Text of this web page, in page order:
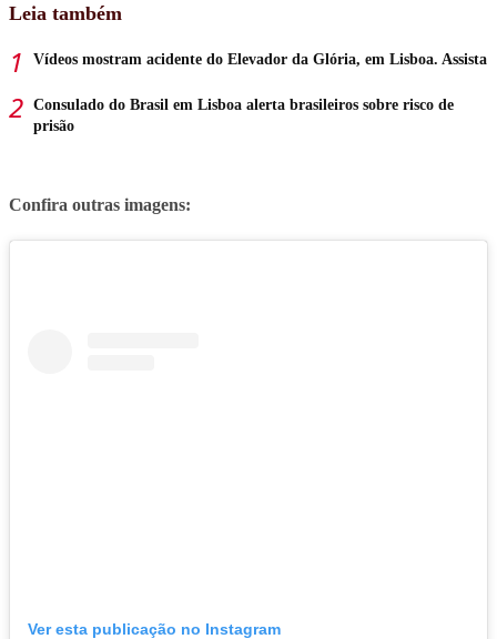
Leia também
Vídeos mostram acidente do Elevador da Glória, em Lisboa. Assista
Consulado do Brasil em Lisboa alerta brasileiros sobre risco de
prisão
Confira outras imagens:
Ver esta publicação no Instagram